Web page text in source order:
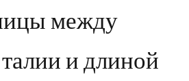
между
и длиной